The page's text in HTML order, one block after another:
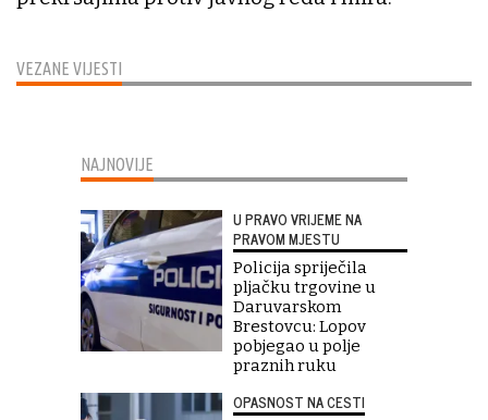
VEZANE VIJESTI
NAJNOVIJE
U PRAVO VRIJEME NA
PRAVOM MJESTU
Policija spriječila
pljačku trgovine u
Daruvarskom
Brestovcu: Lopov
pobjegao u polje
praznih ruku
OPASNOST NA CESTI